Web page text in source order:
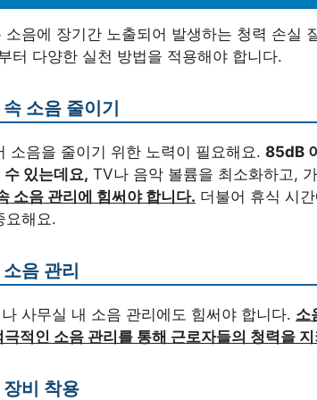
소음에 장기간 노출되어 발생하는 청력 손실
터 다양한 실천 방법을 적용해야 합니다.
소음 줄이기
소음을 줄이기 위한 노력이 필요해요. 85dB
수 있는데요, TV나 음악 볼륨을 최소화하고,
소음 관리에 힘써야 합니다. 더불어 휴식 시
요해요.
음 관리
사무실 내 소음 관리에도 힘써야 합니다. 소
적인 소음 관리를 통해 근로자들의 청력을
비 착용